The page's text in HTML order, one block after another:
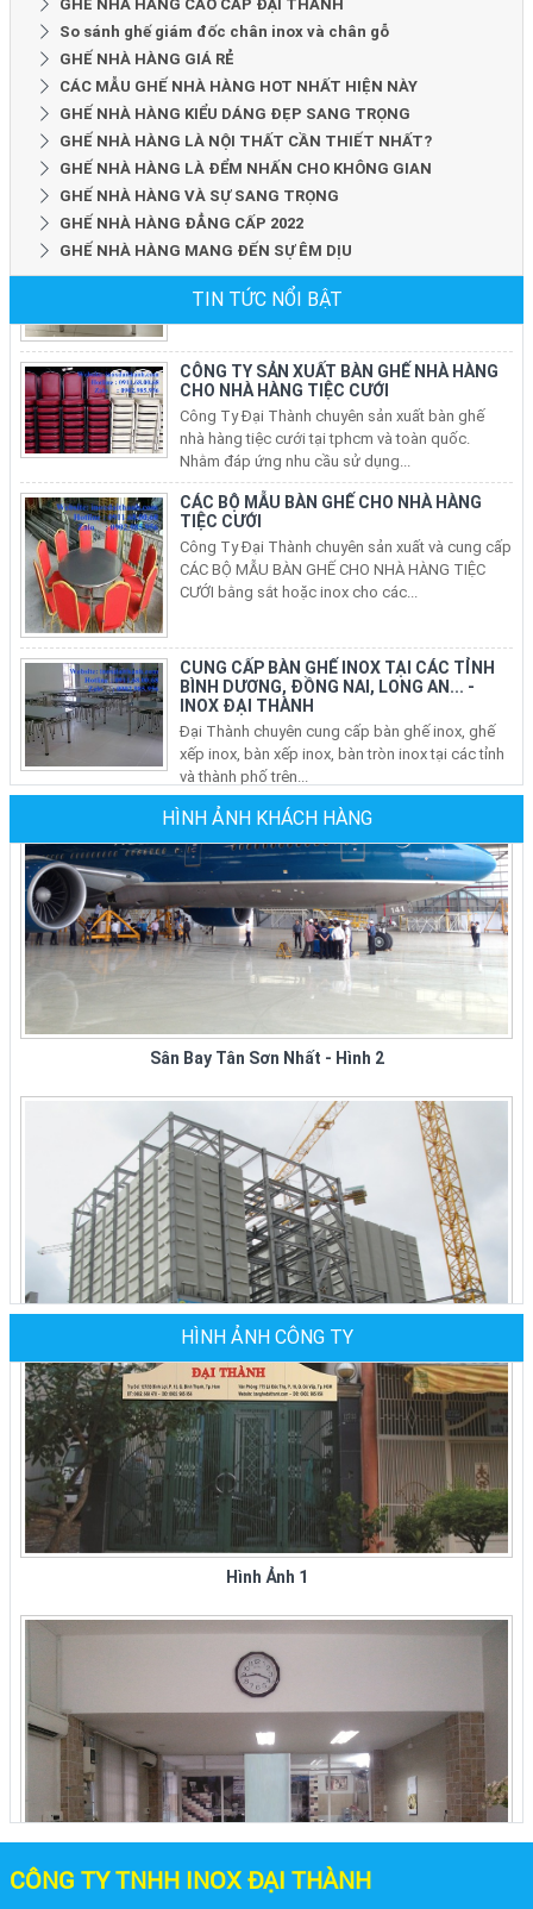
GHẾ NHÀ HÀNG CAO CẤP ĐẠI THÀNH
So sánh ghế giám đốc chân inox và chân gỗ
GHẾ NHÀ HÀNG GIÁ RẺ
CÁC MẪU GHẾ NHÀ HÀNG HOT NHẤT HIỆN NÀY
GHẾ NHÀ HÀNG KIỂU DÁNG ĐẸP SANG TRỌNG
GHẾ NHÀ HÀNG LÀ NỘI THẤT CẦN THIẾT NHẤT?
GHẾ NHÀ HÀNG LÀ ĐỂM NHẤN CHO KHÔNG GIAN
GHẾ NHÀ HÀNG VÀ SỰ SANG TRỌNG
GHẾ NHÀ HÀNG ĐẲNG CẤP 2022
GHẾ NHÀ HÀNG MANG ĐẾN SỰ ÊM DỊU
TIN TỨC NỔI BẬT
CÔNG TY SẢN XUẤT BÀN GHẾ NHÀ HÀNG
Công Ty Đại Thành chuyên sản xuất bàn ghế
nhà hàng tiệc cưới tại tphcm và toàn quốc.
Nhằm đáp ứng nhu cầu sử dụng...
CÁC BỘ MẪU BÀN GHẾ CHO NHÀ HÀNG
TIỆC CƯỚI
Công Ty Đại Thành chuyên sản xuất và cung cấp
CÁC BỘ MẪU BÀN GHẾ CHO NHÀ HÀNG TIỆC
CƯỚI bằng sắt hoặc inox cho các...
INOX ĐẠI THÀNH
Đại Thành chuyên cung cấp bàn ghế inox, ghế
xếp inox, bàn xếp inox, bàn tròn inox tại các tỉnh
và thành phố trên...
BÁN BÀN GHẾ INOX, BÀN TRÒN INOX, BÀN
XẾP INOX, GHẾ XẾP VĂN PHÒNG TẠI CÁC
QUẬN Ở TP HCM
Nhu Cầu sử dụng bàn ghế inox, bộ bàn tròn inox
304 cho phòng ăn gia đình, ghế xếp văn phòng
tại các quận ở tphcm ngày...
Ghế Sắt Nhà Hàng Tiệc Cưới Tại TPHCM
Giá Mới Nhất Tại Xưởng Sản Xuất
Đại Ty Đại Thành chuyên sản xuất, cung cấp các
loại ghế sắt nhà hàng các loại: ghế sắt nhà hàng
XƯỞNG SẢN XUẤT GHẾ NHÀ HÀNG GIÁ RẺ
TẠI TPHCM
Công Ty Đại Thành chuyên sản xuất các loại ghế
nhà hàng giá rẻ, bàn ghế nhà hàng cao cấp cho
các nhà...
BÀN GHẾ NHÀ HÀNG TIỆC CƯỚI GIÁ TẠI
XƯỞNG CÔNG TY ĐẠI THÀNH Ở TPHCM
Công ty Đại Thành chuyên sản xuất, mua, bán
các loại bàn ghế nhà hàng tiệc cưới tại tphcm và
các tỉnh thành...
CÔNG TY ĐẠI THÀNH CUNG CẤP BÀN GHẾ
INOX ĐẾN TẬN NHÀ TẠI CÁC QUẬN,
HUYỆN Ở TPHCM
Công ty inox Đại Thành chuyên sản xuất, mua,
bán các loại bàn ghế inox, ghế xếp văn phòng
inox tại các quận huyện ở thành...
TPHCM
Công Ty Inox Đại Thành chuyên bán bàn ghế
inox như: bộ bàn inox tròn 1m2, bàn xếp inox,
ghế inox tròn, ghế xếp văn phòng...
MUA BÁN BÀN GHẾ INOX 304, GHẾ INOX,
Công Ty Nội Thất Inox Đại Thành chuyên sản
HÌNH ẢNH KHÁCH HÀNG
Nhà Máy Thức Ăn Gia Súc - CP Bình Định
Nhà Máy P&G - Bình Dương
HÌNH ẢNH CÔNG TY
Hình Ảnh 1
CÔNG TY TNHH INOX ĐẠI THÀNH